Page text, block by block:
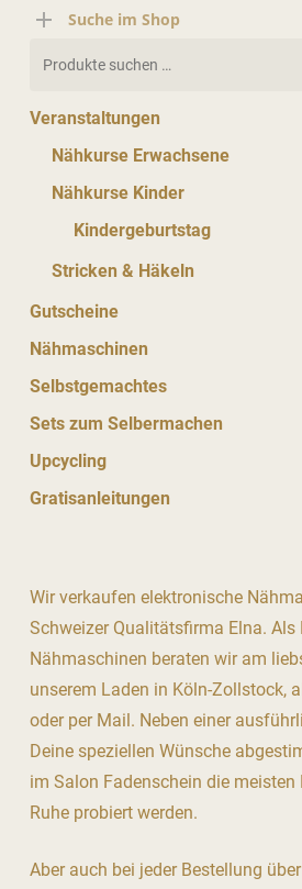
Suche im Shop
Veranstaltungen
Nähkurse Erwachsene
Nähkurse Kinder
Kindergeburtstag
Stricken & Häkeln
Gutscheine
Nähmaschinen
Selbstgemachtes
Sets zum Selbermachen
Upcycling
Gratisanleitungen
Wir verkaufen elektronische
Schweizer Qualitätsfirma Elna.
Nähmaschinen beraten wir am
unserem Laden in Köln-Zollstock,
oder per Mail. Neben einer
Deine speziellen Wünsche
im Salon Fadenschein die meisten
Ruhe probiert werden.
Aber auch bei jeder Bestellung